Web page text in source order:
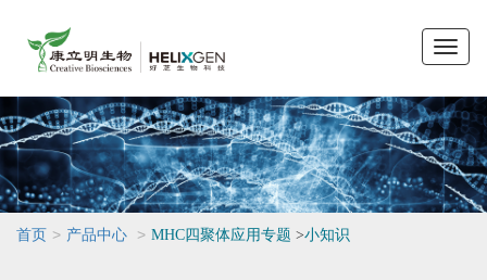
Toggle
首页 > 产品中心 > MHC四聚体应用专题 >小知识